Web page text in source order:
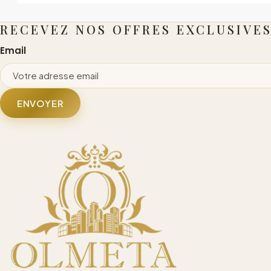
RECEVEZ NOS OFFRES
Email
ENVOYER